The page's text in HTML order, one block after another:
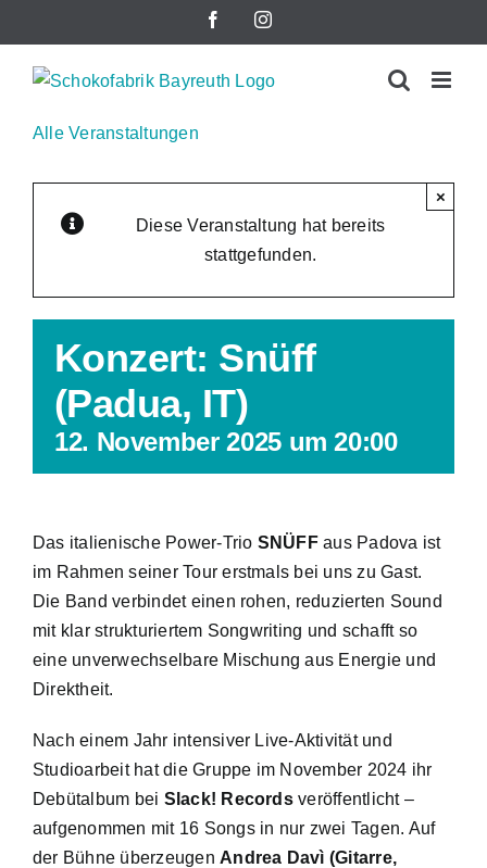
Inhalt
springen
FacebookInstagram
Alle Veranstaltungen
Diese Veranstaltung hat bereits
stattgefunden.
×
Konzert: Snüff
(Padua, IT)
12. November 2025 um 20:00
Das italienische Power-Trio SNÜFFaus Padova ist
im Rahmen seiner Tour erstmals bei uns zu Gast.
Die Band verbindet einen rohen, reduzierten Sound
mit klar strukturiertem Songwriting und schafft so
eine unverwechselbare Mischung aus Energie und
Direktheit.
Nach einem Jahr intensiver Live-Aktivität und
Studioarbeit hat die Gruppe im November 2024 ihr
Debütalbum bei Slack! Recordsveröffentlicht –
aufgenommen mit 16 Songs in nur zwei Tagen. Auf
der Bühne überzeugen Andrea Davì (Gitarre,